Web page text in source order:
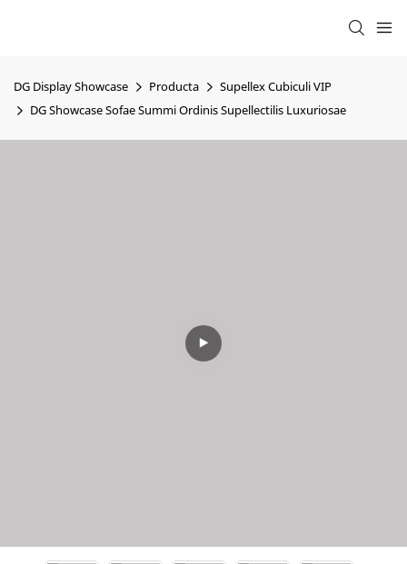
DG Display Showcase Producta
Supellex Cubiculi VIP
DG Showcase Sofae Summi Ordinis Supellectilis Luxuriosae